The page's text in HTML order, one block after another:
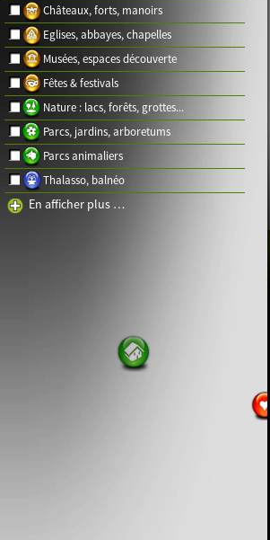
Châteaux, forts, manoirs
Eglises, abbayes, chapelles
Musées, espaces découverte
Fêtes & festivals
Nature : lacs, forêts, grottes...
Parcs, jardins, arboretums
Parcs animaliers
Thalasso, balnéo
En afficher plus …